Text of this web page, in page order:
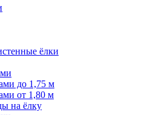
ёлки
до 1,75 м
от 1,80 м
на ёлку